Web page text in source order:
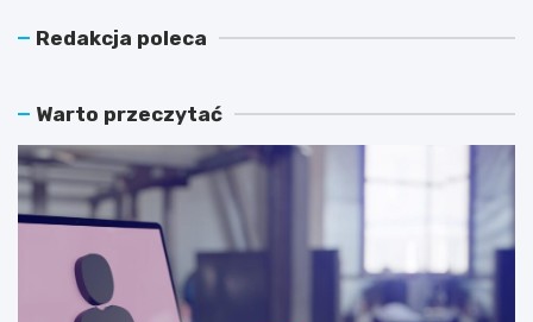
Redakcja poleca
Warto przeczytać